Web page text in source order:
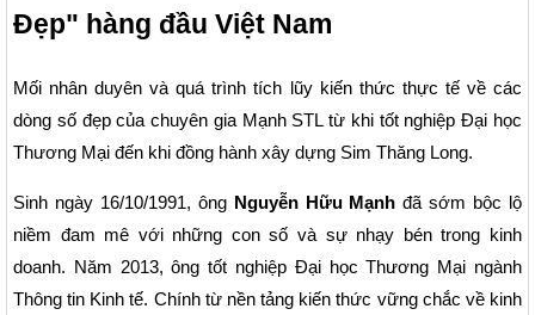
Đẹp" hàng đầu Việt Nam
Mối nhân duyên và quá trình tích lũy kiến thức thực tế về các
dòng số đẹp của chuyên gia Mạnh STL từ khi tốt nghiệp Đại học
Thương Mại đến khi đồng hành xây dựng Sim Thăng Long.
Sinh ngày 16/10/1991, ông Nguyễn Hữu Mạnh đã sớm bộc lộ
niềm đam mê với những con số và sự nhạy bén trong kinh
doanh. Năm 2013, ông tốt nghiệp Đại học Thương Mại ngành
Thông tin Kinh tế. Chính từ nền tảng kiến thức vững chắc về kinh